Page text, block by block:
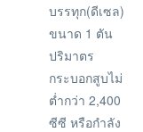
บรรทุก(ดีเซล)
ขนาด 1 ตัน
ปริมาตร
กระบอกสูบไม่
ต่ำกว่า 2,400
ซีซี หรือกำลัง